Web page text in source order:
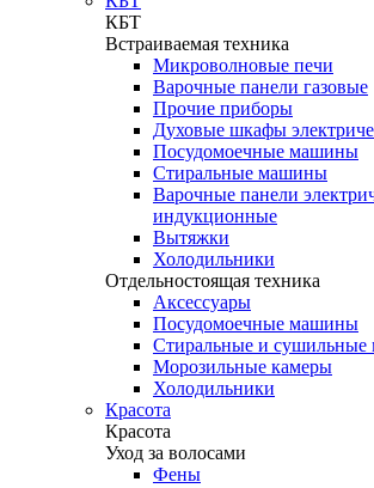
КБТ
Встраиваемая техника
Микроволновые печи
Варочные панели газовые
Прочие приборы
Духовые шкафы
Посудомоечные машины
Стиральные машины
Варочные панели
индукционные
Вытяжки
Холодильники
Отдельностоящая техника
Аксессуары
Посудомоечные машины
Стиральные и
Морозильные камеры
Холодильники
Красота
Красота
Уход за волосами
Фены